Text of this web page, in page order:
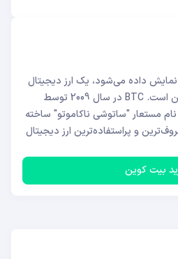
بیت کوین ، که با نماد BTC نمایش داده می‌شود، یک ارز دیجیتال
یا ارز مبتنی بر فناوری بلاکچین است. BTC در سال 2009 توسط
مستعار "ساتوشی ناکاموتو" ساخته
و پراستفاده‌ترین ارز دیجیتال
بیت کوین